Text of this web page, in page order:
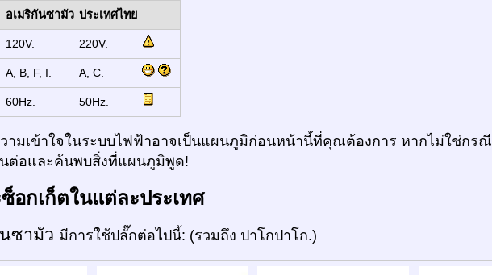
อเมริกันซามัว ประเทศไทย
120V. 220V.
A, B, F, I. A, C.
60Hz. 50Hz.
มเข้าใจในระบบไฟฟ้าอาจเป็นแผนภูมิก่อนหน้านี้ที่คุณต้องการ หากไม่ใช่กร
ต่อและค้นพบสิ่งที่แผนภูมิพูด!
อกเก็ตในแต่ละประเทศ
ซามัว มีการใช้ปลั๊กต่อไปนี้: (รวมถึง ปาโกปาโก.)